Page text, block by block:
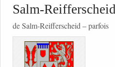
Salm-
de Salm-Reifferscheid – parfois